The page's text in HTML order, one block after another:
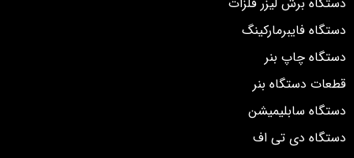
دستگاه فایبرمارکینگ
دستگاه چاپ بنر
قطعات دستگاه بنر
دستگاه سابلیمیشن
دستگاه دی تی اف